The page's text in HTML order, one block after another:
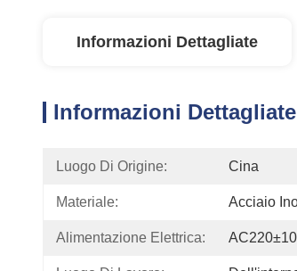
Informazioni Dettagliate
Informazioni Dettagliate
Luogo Di Origine: Cina
Materiale: Acciaio
Alimentazione Elettrica: